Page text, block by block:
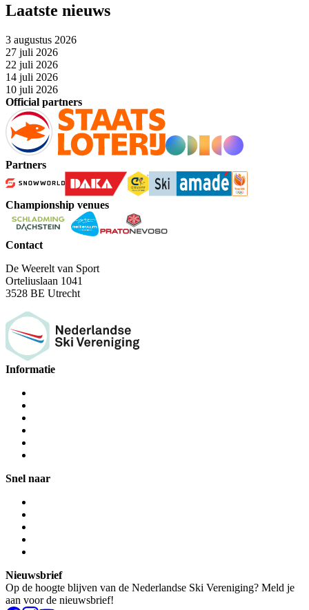
Laatste nieuws
3 augustus 2026
27 juli 2026
22 juli 2026
14 juli 2026
10 juli 2026
Official partners
Partners
Championship venues
Contact
De Weerelt van Sport
Orteliuslaan 1041
3528 BE Utrecht
Informatie
Snel naar
Nieuwsbrief
Op de hoogte blijven van de Nederlandse Ski Vereniging? Meld je
aan voor de nieuwsbrief!